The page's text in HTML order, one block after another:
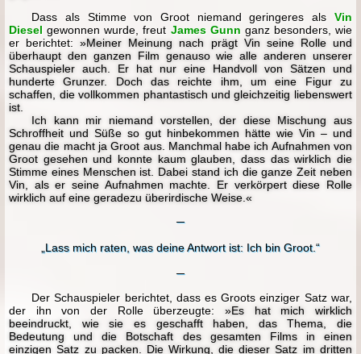
Dass als Stimme von Groot niemand geringeres als Vin
Diesel gewonnen wurde, freut James Gunn ganz besonders, wie
er berichtet:»Meiner Meinung nach prägt Vin seine Rolle und
überhaupt den ganzen Film genauso wie alle anderen unserer
Schauspieler auch. Er hat nur eine Handvoll von Sätzen und
hunderte Grunzer. Doch das reichte ihm, um eine Figur zu
schaffen, die vollkommen phantastisch und gleichzeitig liebenswert
ist.
Ich kann mir niemand vorstellen, der diese Mischung aus
Schroffheit und Süße so gut hinbekommen hätte wie Vin – und
genau die macht ja Groot aus. Manchmal habe ich Aufnahmen von
Groot gesehen und konnte kaum glauben, dass das wirklich die
Stimme eines Menschen ist. Dabei stand ich die ganze Zeit neben
Vin, als er seine Aufnahmen machte. Er verkörpert diese Rolle
wirklich auf eine geradezu überirdische Weise.«
─
„Lass mich raten, was deine Antwort ist: Ich bin Groot.“
─
Der Schauspieler berichtet, dass es Groots einziger Satz war,
der ihn von der Rolle überzeugte: »Es hat mich wirklich
beeindruckt, wie sie es geschafft haben, das Thema, die
Bedeutung und die Botschaft des gesamten Films in einen
einzigen Satz zu packen. Die Wirkung, die dieser Satz im dritten